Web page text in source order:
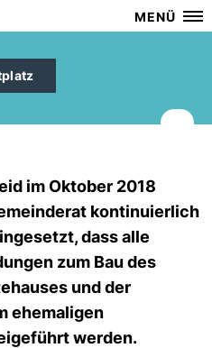
MENÜ
im Oktober 2018
kontinuierlich
dass alle
zum Bau des
und der
ehemaligen
werden.